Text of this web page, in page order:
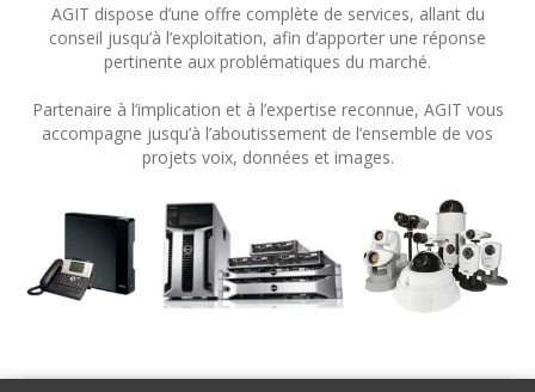
AGIT dispose d’une offre complète de services, allant du
conseil jusqu’à l’exploitation, afin d’apporter une réponse
pertinente aux problématiques du marché.
Partenaire à l’implication et à l’expertise reconnue, AGIT vous
accompagne jusqu’à l’aboutissement de l’ensemble de vos
projets voix, données et images.